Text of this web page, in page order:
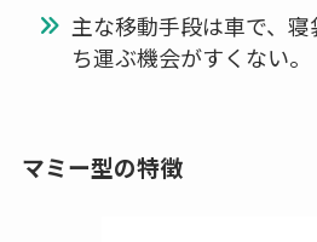
主な移動手段は車で、
ち運ぶ機会がすくない。
マミー型の特徴